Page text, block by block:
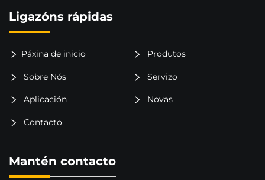
Ligazóns rápidas
Páxina de inicio Produtos
Sobre Nós Servizo
Aplicación Novas
Contacto
Mantén contacto